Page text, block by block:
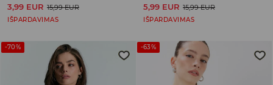
3,99 EUR 15,99 EUR
IŠPARDAVIMAS
5,99 EUR 15,99 EUR
IŠPARDAVIMAS
-70% -63%